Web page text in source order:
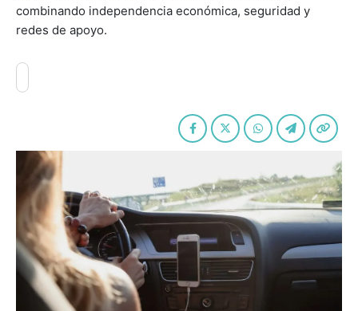
combinando independencia económica, seguridad y
redes de apoyo.